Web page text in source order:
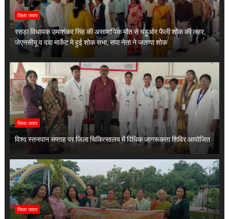
जिला जवार
रसड़ा विधायक उमाशंकर सिंह की असामायिक मौत से चहुओर फैली शोक की लहर,
जेएनसीयू व दवा मार्केट मे हुई शोक सभा, सपा नेता ने जताया शोक
जिला जवार
विश्व स्तनपान सप्ताह पर जिला चिकित्सालय में विधिक जागरूकता शिविर आयोजित
जिला जवार